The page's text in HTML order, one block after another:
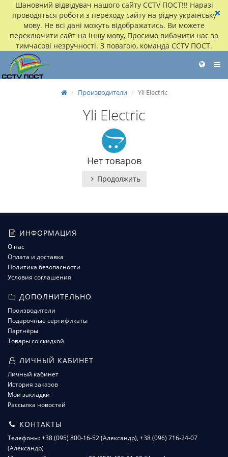
Шановний відвідувач нашого сайту CCTV ПОСТ!!! Наразі
проводяться роботи з переходу сайту на рідну українську
мову. Не всі дані можуть відображатись. Ви можете
переключити сайт на іншу мову, Просимо вибачити нас за
тимчасові незручності. З повагою, команда CCTV ПОСТ.
Производители Yli Electric
Yli Electric
Нет товаров
Продолжить
ИНФОРМАЦИЯ
О нас
Оплата и доставка
Политика безопасности
Условия соглашения
ДОПОЛНИТЕЛЬНО
Производители
Подарочные сертификаты
Партнёры
Товары со скидкой
ЛИЧНЫЙ КАБИНЕТ
Личный кабинет
История заказов
Мои закладки
Рассылка новостей
КОНТАКТЫ
Телефоны: +38 (095) 800-16-52 (Александр), +38 (096) 716-24-07
(Александр)